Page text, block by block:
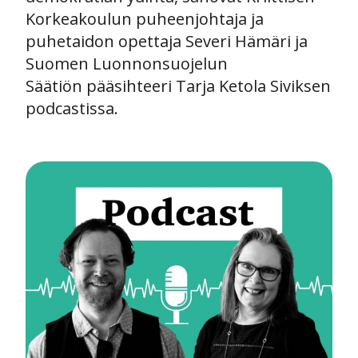
Korkeakoulun puheenjohtaja ja
puhetaidon opettaja Severi Hämäri ja
Suomen Luonnonsuojelun
Säätiön pääsihteeri Tarja Ketola Siviksen
podcastissa.